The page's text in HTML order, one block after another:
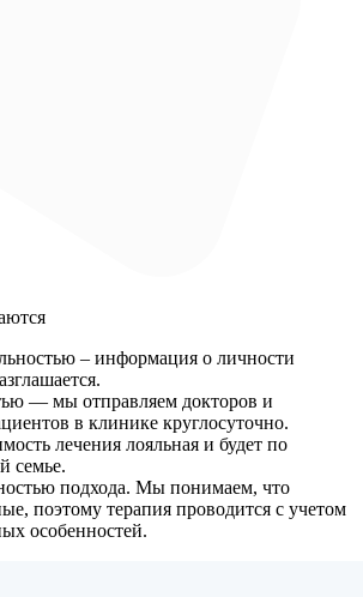
– информация о личности
— мы отправляем докторов и
в клинике круглосуточно.
лечения лояльная и будет по
семье.
подхода. Мы понимаем, что
поэтому терапия проводится с учетом
особенностей.